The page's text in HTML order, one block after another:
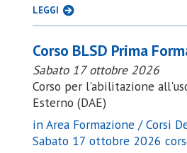
LEGGI
Corso BLSD Prima
Sabato 17 ottobre 2026
Corso per l'abilitazione
Esterno (DAE)
in Area Formazione / Corsi
Sabato 17 ottobre 2026